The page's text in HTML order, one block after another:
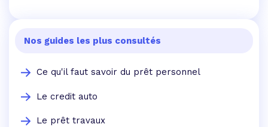
Nos guides les plus consultés
Ce qu'il faut savoir du prêt personnel
Le credit auto
Le prêt travaux